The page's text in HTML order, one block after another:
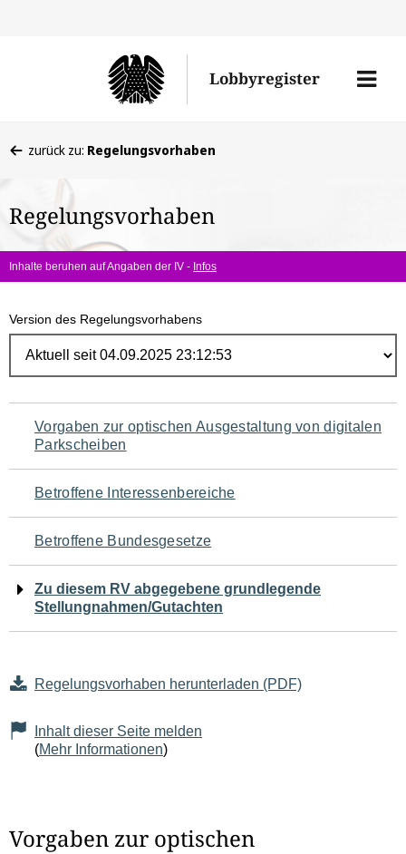
Lobbyregister
Menü
befinden
hier:
zurück zu: Regelungsvorhaben
Regelungsvorhaben
Inhalte beruhen auf Angaben der IV - Infos
Version des Regelungsvorhabens
Navigation
für
den
Seiteninhalt
Vorgaben zur optischen Ausgestaltung von digitalen
Parkscheiben
Betroffene Interessenbereiche
Betroffene Bundesgesetze
Zu diesem RV abgegebene grundlegende
Stellungnahmen/Gutachten
Regelungsvorhaben herunterladen (PDF)
Inhalt dieser Seite melden
(Mehr Informationen)
Vorgaben zur optischen